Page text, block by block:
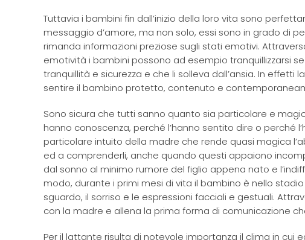
Tuttavia i bambini fin dall’inizio della loro vita sono
messaggio d’amore, ma non solo, essi sono in grado di
rimanda informazioni preziose sugli stati emotivi.
emotività i bambini possono ad esempio tranquillizzarsi
tranquillità e sicurezza e che li solleva dall’ansia. In
sentire il bambino protetto, contenuto e
Sono sicura che tutti sanno quanto sia particolare e
hanno conoscenza, perché l’hanno sentito dire o perché
particolare intuito della madre che rende quasi magica
ed a comprenderli, anche quando questi appaiono
dal sonno al minimo rumore del figlio appena nato e
modo, durante i primi mesi di vita il bambino è nello
sguardo, il sorriso e le espressioni facciali e gestuali.
con la madre e allena la prima forma di comunicazione
Per il lattante risulta di notevole importanza il clima in